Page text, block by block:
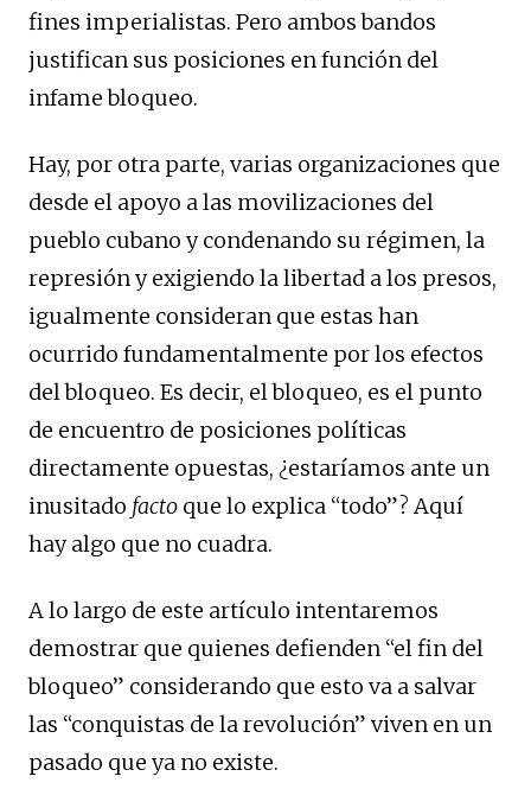
fines imperialistas. Pero ambos bandos
justifican sus posiciones en función del
infame bloqueo.
Hay, por otra parte, varias organizaciones que
desde el apoyo a las movilizaciones del
pueblo cubano y condenando su régimen, la
represión y exigiendo la libertad a los presos,
igualmente consideran que estas han
ocurrido fundamentalmente por los efectos
del bloqueo. Es decir, el bloqueo, es el punto
de encuentro de posiciones políticas
directamente opuestas, ¿estaríamos ante un
inusitado facto que lo explica “todo”? Aquí
hay algo que no cuadra.
A lo largo de este artículo intentaremos
demostrar que quienes defienden “el fin del
bloqueo” considerando que esto va a salvar
las “conquistas de la revolución” viven en un
pasado que ya no existe.